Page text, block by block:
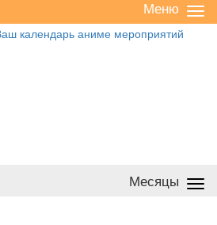
/
Меню
Месяцы